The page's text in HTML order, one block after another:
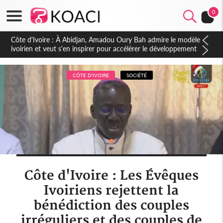
0
Côte d'Ivoire : À Abidjan, Amadou Oury Bah admire le modèle
ivoirien et veut s'en inspirer pour accélérer le développement
de la Guinée
CÔTE D'IVOIRE SOCIÉTÉ
Côte d'Ivoire : Les Évêques
Ivoiriens rejettent la
bénédiction des couples